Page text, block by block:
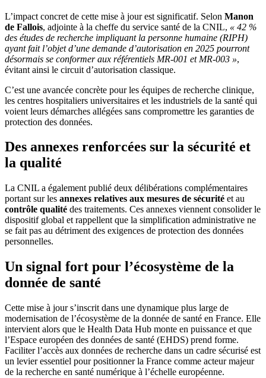
L’impact concret de cette mise à jour est significatif. Selon Manon
de Fallois, adjointe à la cheffe du service santé de la CNIL, « 42 %
des études de recherche impliquant la personne humaine (RIPH)
ayant fait l’objet d’une demande d’autorisation en 2025 pourront
désormais se conformer aux référentiels MR-001 et MR-003 »,
évitant ainsi le circuit d’autorisation classique.
C’est une avancée concrète pour les équipes de recherche clinique,
les centres hospitaliers universitaires et les industriels de la santé qui
voient leurs démarches allégées sans compromettre les garanties de
protection des données.
Des annexes renforcées sur la sécurité et
la qualité
La CNIL a également publié deux délibérations complémentaires
portant sur les annexes relatives aux mesures de sécurité et au
contrôle qualité des traitements. Ces annexes viennent consolider le
dispositif global et rappellent que la simplification administrative ne
se fait pas au détriment des exigences de protection des données
personnelles.
Un signal fort pour l’écosystème de la
donnée de santé
Cette mise à jour s’inscrit dans une dynamique plus large de
modernisation de l’écosystème de la donnée de santé en France. Elle
intervient alors que le Health Data Hub monte en puissance et que
l’Espace européen des données de santé (EHDS) prend forme.
Faciliter l’accès aux données de recherche dans un cadre sécurisé est
un levier essentiel pour positionner la France comme acteur majeur
de la recherche en santé numérique à l’échelle européenne.